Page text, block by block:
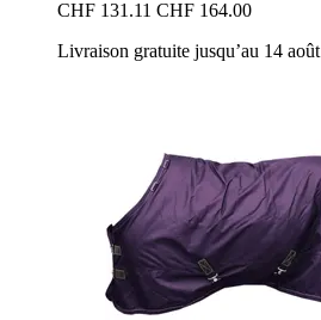
CHF 131.11 CHF 164.00
Livraison gratuite jusqu’au 14 août